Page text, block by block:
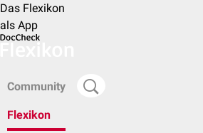
Das Flexikon
als App
Community
Flexikon